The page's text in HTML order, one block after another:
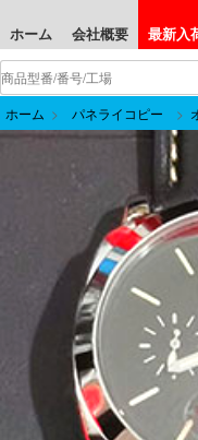
ホーム 会社概要 最新入
ホーム > パネライコピー >